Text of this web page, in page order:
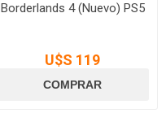
Borderlands 4 (Nuevo) PS5
U$S 119